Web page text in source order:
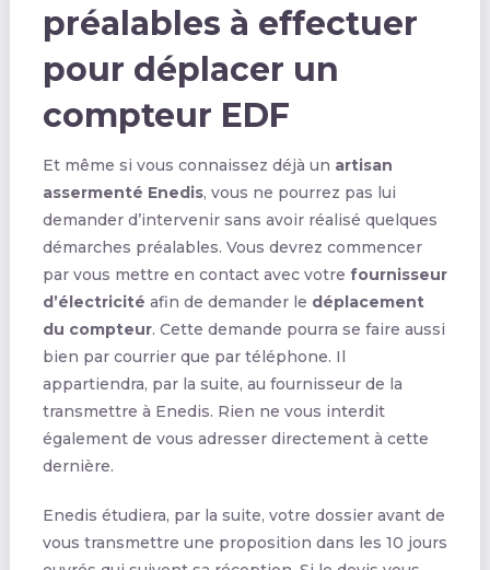
préalables à effectuer
pour déplacer un
compteur EDF
Et même si vous connaissez déjà un artisan
assermenté Enedis, vous ne pourrez pas lui
demander d’intervenir sans avoir réalisé quelques
démarches préalables. Vous devrez commencer
par vous mettre en contact avec votre fournisseur
d’électricité afin de demander le déplacement
du compteur. Cette demande pourra se faire aussi
bien par courrier que par téléphone. Il
appartiendra, par la suite, au fournisseur de la
transmettre à Enedis. Rien ne vous interdit
également de vous adresser directement à cette
dernière.
Enedis étudiera, par la suite, votre dossier avant de
vous transmettre une proposition dans les 10 jours